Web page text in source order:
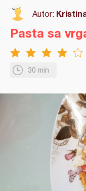
Autor:
30 min
Pasta sa